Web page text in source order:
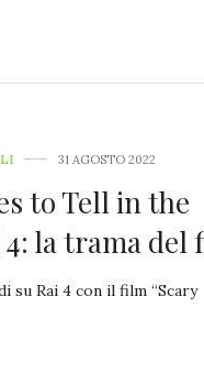
31 AGOSTO 2022
to Tell in the
4: la trama del
su Rai 4 con il film “Scary